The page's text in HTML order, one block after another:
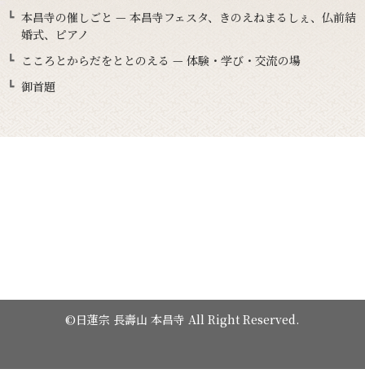
本昌寺の催しごと — 本昌寺フェスタ、きのえねまるしぇ、仏前結
婚式、ピアノ
こころとからだをととのえる — 体験・学び・交流の場
御首題
©日蓮宗 長壽山 本昌寺 All Right Reserved.